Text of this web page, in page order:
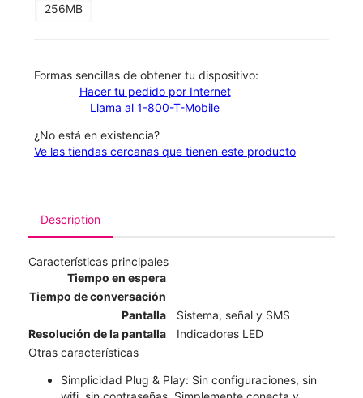
256MB
​​​​​​​Formas sencillas de obtener tu dispositivo:
Hacer tu pedido por Internet
Llama al 1-800-T-Mobile
¿No está en existencia?
Ve las tiendas cercanas que tienen este producto
Description
Características principales
Tiempo en espera
Tiempo de conversación
Pantalla
Sistema, señal y SMS
Resolución de la pantalla
Indicadores LED
Otras características
Simplicidad Plug & Play: Sin configuraciones, sin